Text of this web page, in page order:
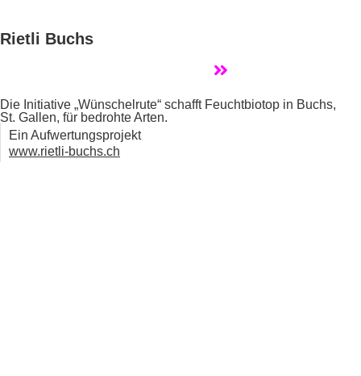
Rietli Buchs
Die Initiative „Wünschelrute“ schafft Feuchtbiotop in Buchs,
St. Gallen, für bedrohte Arten.
Ein Aufwertungsprojekt
www.rietli-buchs.ch